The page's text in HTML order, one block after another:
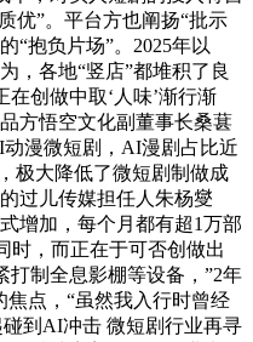
优”。平台方也阐扬“批示
“抱负片场”。2025年以
，各地“竖店”都堆积了良
创做中取‘人味’渐行渐
方悟空文化副董事长桑葚
漫微短剧，AI漫剧占比近
极大降低了微短剧制做成
过儿传媒担任人朱杨燮
增加，每个月都有超1万部
时，而正在于可否创做出
打制全息影棚等设备，”2年
焦点，“虽然我入行时曾经
碰到AI冲击 微短剧行业再寻